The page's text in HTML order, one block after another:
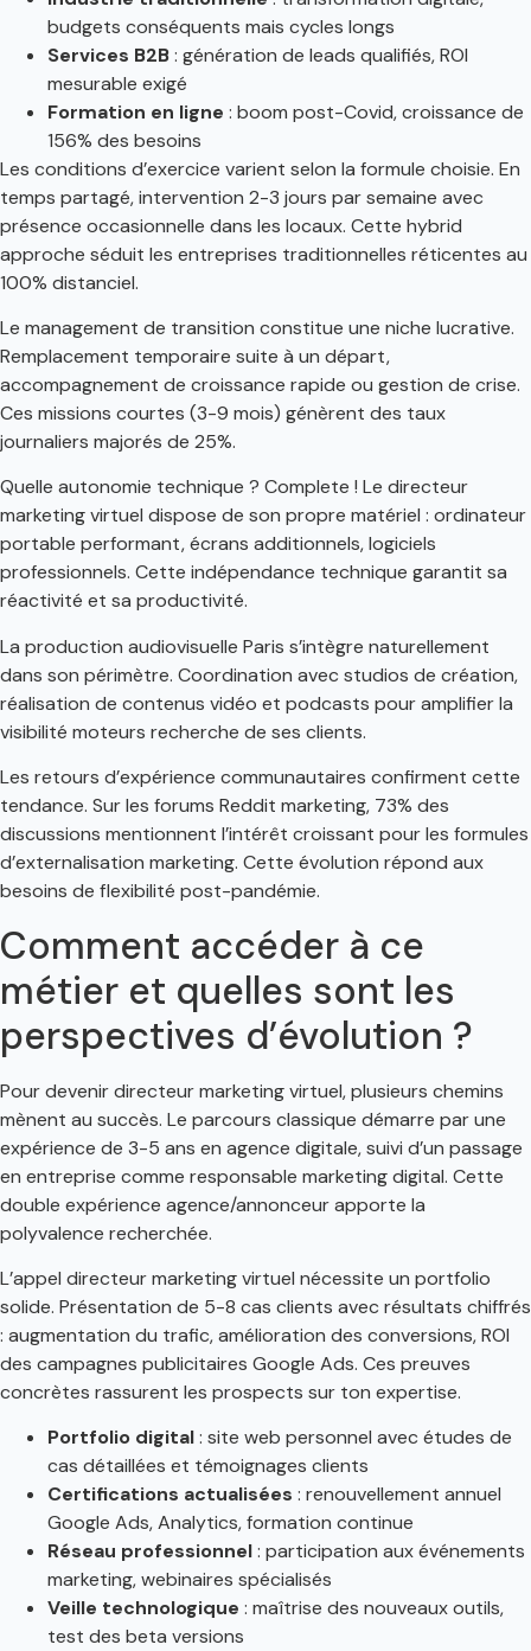
budgets conséquents mais cycles longs
Services B2B: génération de leads qualifiés, ROI
mesurable exigé
Formation en ligne : boom post-Covid, croissance de
156% des besoins
Les conditions d’exercice varient selon la formule choisie. En
temps partagé, intervention 2-3 jours par semaine avec
présence occasionnelle dans les locaux. Cette hybrid
approche séduit les entreprises traditionnelles réticentes au
100% distanciel.
Le management de transition constitue une niche lucrative.
Remplacement temporaire suite à un départ,
accompagnement de croissance rapide ou gestion de crise.
Ces missions courtes (3-9 mois) génèrent des taux
journaliers majorés de 25%.
Quelle autonomie technique ? Complete ! Le directeur
marketing virtuel dispose de son propre matériel : ordinateur
portable performant, écrans additionnels, logiciels
professionnels. Cette indépendance technique garantit sa
réactivité et sa productivité.
La production audiovisuelle Paris s’intègre naturellement
dans son périmètre. Coordination avec studios de création,
réalisation de contenus vidéo et podcasts pour amplifier la
visibilité moteurs recherche de ses clients.
Les retours d’expérience communautaires confirment cette
tendance. Sur les forums Reddit marketing, 73% des
discussions mentionnent l’intérêt croissant pour les formules
d’externalisation marketing. Cette évolution répond aux
besoins de flexibilité post-pandémie.
Comment accéder à ce
métier et quelles sont les
perspectives d’évolution ?
Pour devenir directeur marketing virtuel, plusieurs chemins
mènent au succès. Le parcours classique démarre par une
expérience de 3-5 ans en agence digitale, suivi d’un passage
en entreprise comme responsable marketing digital. Cette
double expérience agence/annonceur apporte la
polyvalence recherchée.
L’appel directeur marketing virtuel nécessite un portfolio
solide. Présentation de 5-8 cas clients avec résultats chiffrés
: augmentation du trafic, amélioration des conversions, ROI
des campagnes publicitaires Google Ads. Ces preuves
concrètes rassurent les prospects sur ton expertise.
Portfolio digital: site web personnel avec études de
cas détaillées et témoignages clients
Certifications actualisées : renouvellement annuel
Google Ads, Analytics, formation continue
Réseau professionnel: participation aux événements
marketing, webinaires spécialisés
Veille technologique : maîtrise des nouveaux outils,
test des beta versions